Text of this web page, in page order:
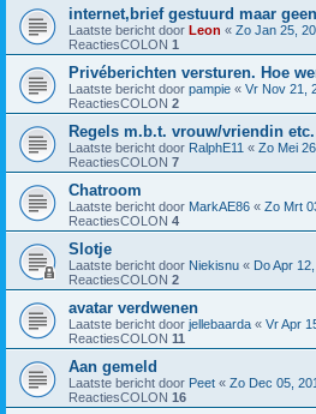
internet,brief gestuurd maar
Laatste bericht door Leon « Zo Jan 25,
ReactiesCOLON 1
Privéberichten versturen. Hoe
Laatste bericht door pampie « Vr Nov 21,
ReactiesCOLON 2
Regels m.b.t. vrouw/vriendin etc.
Laatste bericht door RalphE11 « Zo Mei
ReactiesCOLON 7
Chatroom
Laatste bericht door MarkAE86 « Zo Mrt
ReactiesCOLON 4
Slotje
Laatste bericht door Niekisnu « Do Apr
ReactiesCOLON 2
avatar verdwenen
Laatste bericht door jellebaarda « Vr Apr
ReactiesCOLON 11
Aan gemeld
Laatste bericht door Peet « Zo Dec 05,
ReactiesCOLON 16